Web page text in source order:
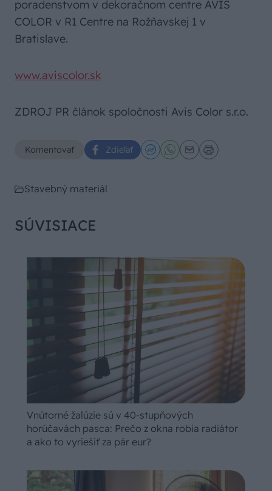
poradenstvom v dekoračnom centre AVIS
COLOR v R1 Centre na Rožňavskej 1 v
Bratislave.
www.aviscolor.sk
ZDROJ PR článok spoločnosti Avis Color s.r.o.
Komentovať Zdieľať
Stavebný materiál
SÚVISIACE
Vnútorné žalúzie sú v 40-stupňových
horúčavách pasca: Prečo z okna robia radiátor
a ako to vyriešiť za pár eur?